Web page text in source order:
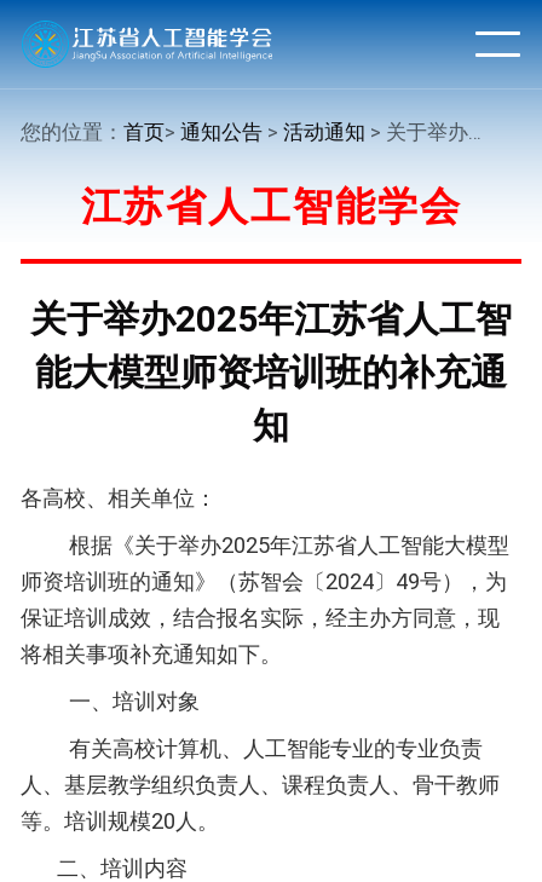
您的位置：首页>通知公告 >活动通知 > 关于举办2025年江苏省人工智能大模型师资培训班的补充通知
江苏省人工智能学会
关于举办2025年江苏省人工智
能大模型师资培训班的补充通
知
各高校、相关单位：
根据《关于举办2025年江苏省人工智能大模型
师资培训班的通知》（苏智会〔2024〕49号），为
保证培训成效，结合报名实际，经主办方同意，现
将相关事项补充通知如下。
一、培训对象
有关高校计算机、人工智能专业的专业负责
人、基层教学组织负责人、课程负责人、骨干教师
等。培训规模20人。
二、培训内容